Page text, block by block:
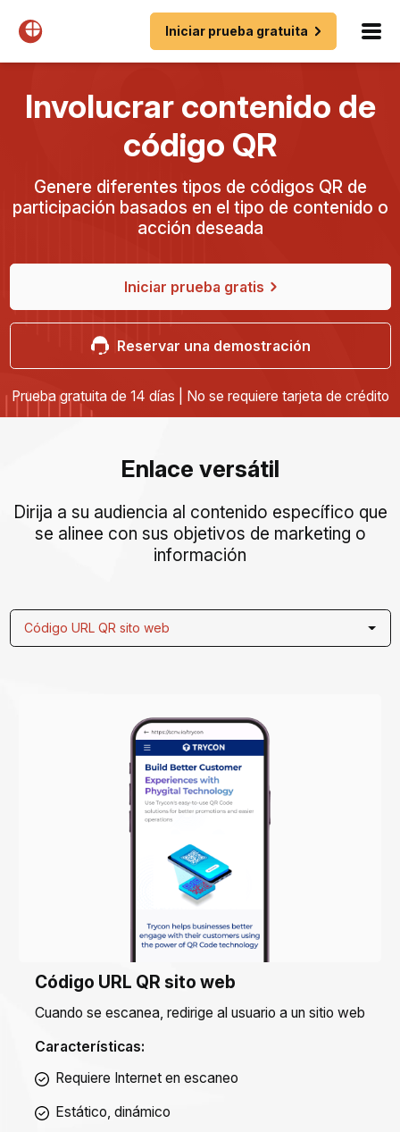
Iniciar prueba gratuita
Involucrar contenido de
código QR
Genere diferentes tipos de códigos QR de
participación basados ​​en el tipo de contenido o
acción deseada
Iniciar prueba gratis
Reservar una demostración
Prueba gratuita de 14 días | No se requiere tarjeta de crédito
Enlace versátil
Dirija a su audiencia al contenido específico que
se alinee con sus objetivos de marketing o
información
Código URL QR sito web
Código URL QR sito web
Cuando se escanea, redirige al usuario a un sitio web
Características:
Requiere Internet en escaneo
Estático, dinámico